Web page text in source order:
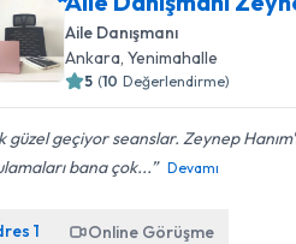
Aile Danışmanı
Ankara , Yenimahalle
5 (10 Değerlendirme)
güzel geçiyor seanslar. Zeynep
bana çok...
Devamı
1 Online Görüşme